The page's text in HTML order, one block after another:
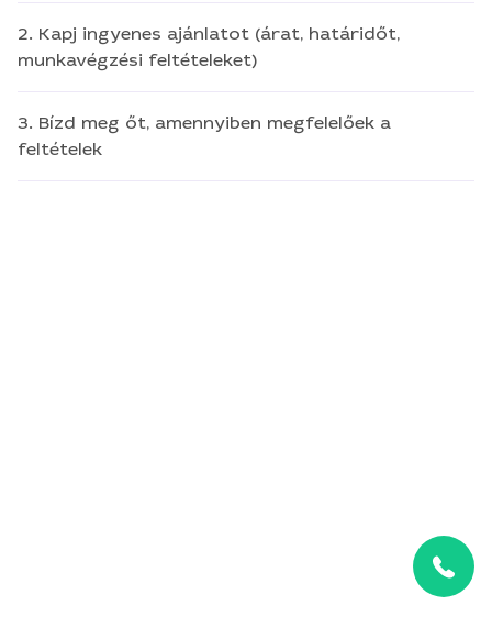
2. Kapj ingyenes ajánlatot (árat, határidőt,
munkavégzési feltételeket)
3. Bízd meg őt, amennyiben megfelelőek a
feltételek